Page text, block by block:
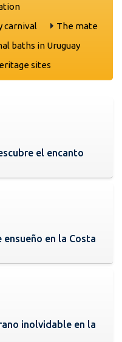
carnival
The mate
baths in Uruguay
sites
el encanto
en la Costa
inolvidable en la